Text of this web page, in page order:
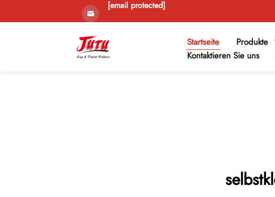
[email protected]
Startseite Produkte
Kontaktieren Sie uns